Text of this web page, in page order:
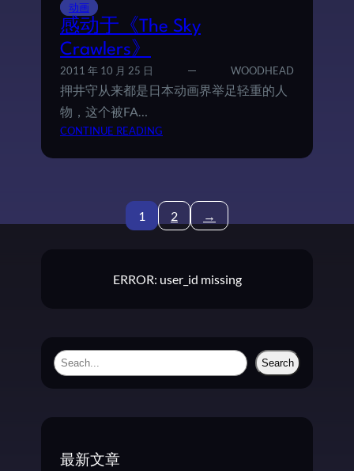
》
动画
感动于《The Sky
Crawlers》
2011 年 10 月 25 日 WOODHEAD
押井守从来都是日本动画界举足轻重的人
物，这个被FA…
CONTINUE READING
《
H
K
W
1 2 →
ERROR: user_id missing
S
Search
最新文章